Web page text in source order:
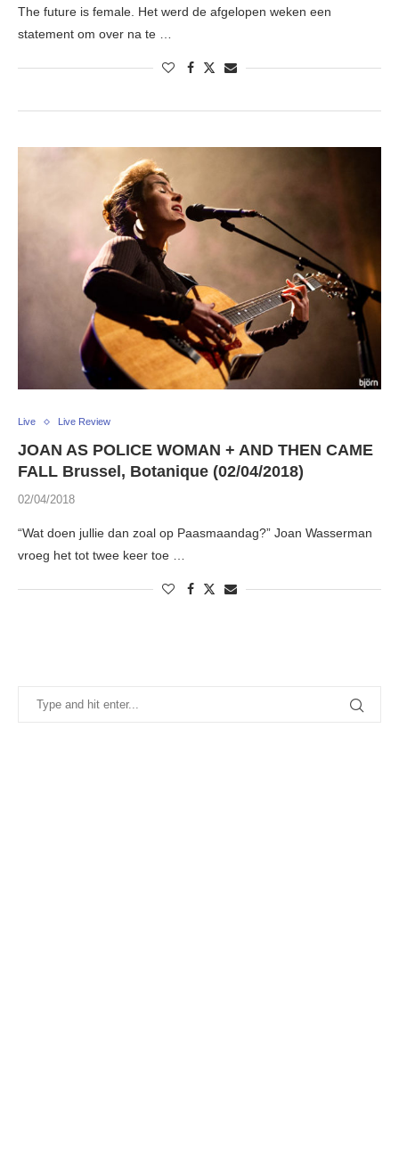
The future is female. Het werd de afgelopen weken een
statement om over na te …
Live Live Review
JOAN AS POLICE WOMAN + AND THEN CAME
FALL Brussel, Botanique (02/04/2018)
02/04/2018
“Wat doen jullie dan zoal op Paasmaandag?” Joan Wasserman
vroeg het tot twee keer toe …